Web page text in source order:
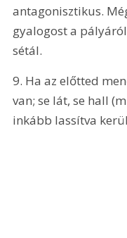
antagonisztikus.
gyalogost a
sétál.
9. Ha az előtted
van; se lát, se hall
inkább lassítva